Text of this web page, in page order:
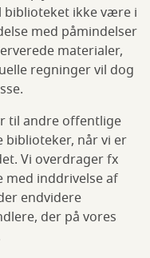
biblioteket ikke være i
med påmindelser
materialer,
regninger vil dog
til andre offentlige
biblioteker, når vi er
Vi overdrager fx
med inddrivelse af
endvidere
der på vores